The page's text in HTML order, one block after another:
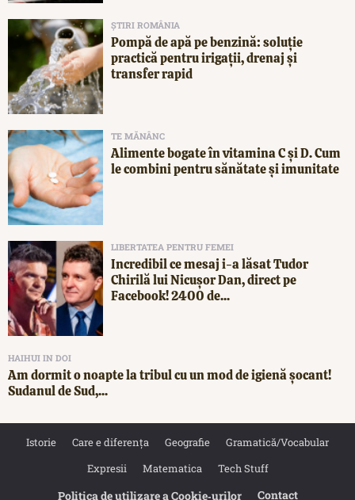
ȘTIRI ROMÂNIA
Pompă de apă pe benzină: soluție
practică pentru irigații, drenaj și
transfer rapid
TE MĂNÂNC
Alimente bogate în vitamina C și D. Cum
le combini pentru sănătate și imunitate
LIBERTATEA PENTRU FEMEI
Incredibil ce mesaj i-a lăsat Tudor
Chirilă lui Nicușor Dan, direct pe
Facebook! 2400 de...
HAIHUI IN DOI
Am dormit o noapte la tribul cu un mod de igienă șocant!
Sudanul de Sud,...
Istorie Care e diferența Geografie
Gramatică/Vocabular
Expresii
Matematica Tech Stuff
Politica de utilizare a Cookie‐urilor Contact